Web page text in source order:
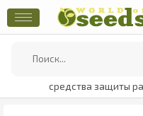
средства защиты